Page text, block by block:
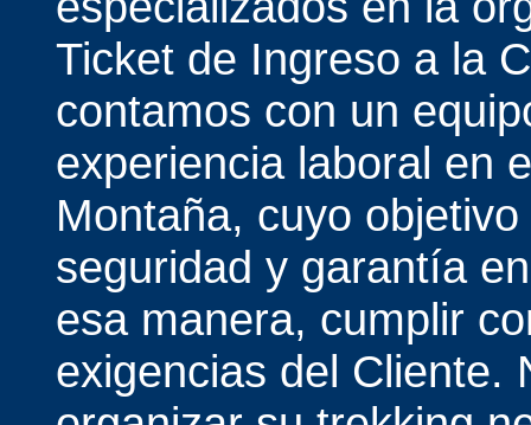
Ticket de Ingreso a la
contamos con un
experiencia laboral en
Montaña, cuyo
seguridad y garantía
esa manera, cumplir
exigencias del Cliente.